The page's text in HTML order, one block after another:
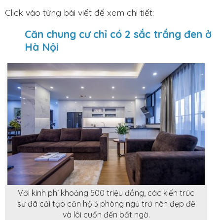
Click vào từng bài viết để xem chi tiết:
Căn chung cư chỉ có 2 sắc trắng đen ở
Hà Nội
Với kinh phí khoảng 500 triệu đồng, các kiến trúc
sư đã cải tạo căn hộ 3 phòng ngủ trở nên đẹp đẽ
và lôi cuốn đến bất ngờ.